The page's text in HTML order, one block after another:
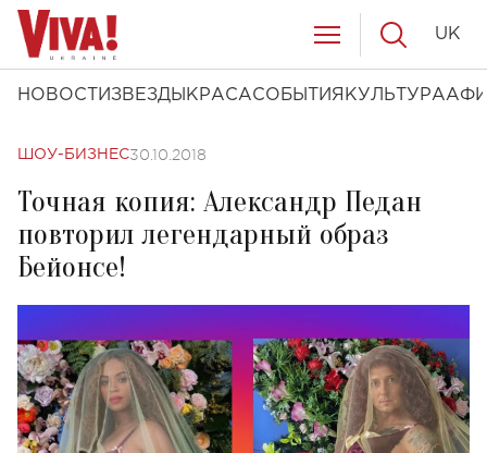
НОВОСТИ ЗВЕЗДЫ КРАСАСОБЫТИЯ КУЛЬТУРА
UK
ШОУ-БИЗНЕС30.10.2018
Точная копия: Александр Педан
повторил легендарный образ
Бейонсе!